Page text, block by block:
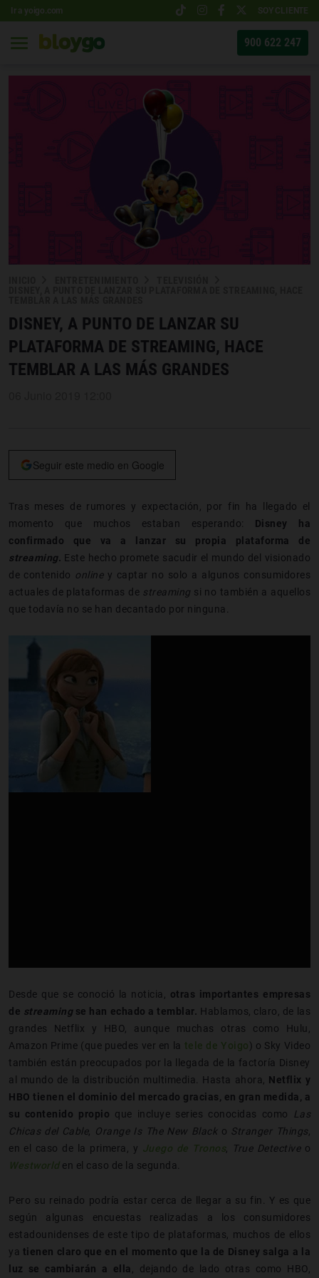
Ir a yoigo.com SOY CLIENTE
900 622 247
DISNEY, A PUNTO DE LANZAR SU
PLATAFORMA DE STREAMING, HACE
TEMBLAR A LAS MÁS GRANDES
Seguir este medio en Google
Tras meses de rumores y expectación, por fin ha llegado el
momento que muchos estaban esperando: Disney ha
confirmado que va a lanzar su propia plataforma de
streaming. Este hecho promete sacudir el mundo del visionado
de contenido onliney captar no solo a algunos consumidores
actuales de plataformas de streaming si no también a aquellos
que todavía no se han decantado por ninguna.
Desde que se conoció la noticia, otras importantes empresas
de streamingse han echado a temblar. Hablamos, claro, de las
grandes Netflix y HBO, aunque muchas otras como Hulu,
Amazon Prime (que puedes ver en la tele de Yoigo) o Sky Video
también están preocupados por la llegada de la factoría Disney
al mundo de la distribución multimedia. Hasta ahora, Netflix y
HBO tienen el dominio del mercado gracias, en gran medida, a
su contenido propio que incluye series conocidas como
Las
Chicas del Cable, Orange Is The New Black o Stranger Things
en el caso de la primera, y Juego de Tronos True Detectiveo
Westworlden el caso de la segunda.
Pero su reinado podría estar cerca de llegar a su fin. Y es que
según algunas encuestas realizadas a los consumidores
estadounidenses de este tipo de plataformas, muchos de ellos
ya tienen claro que en el momento que la de Disney salga a la
luz se cambiarán a ella
, dejando de lado otras como HBO,